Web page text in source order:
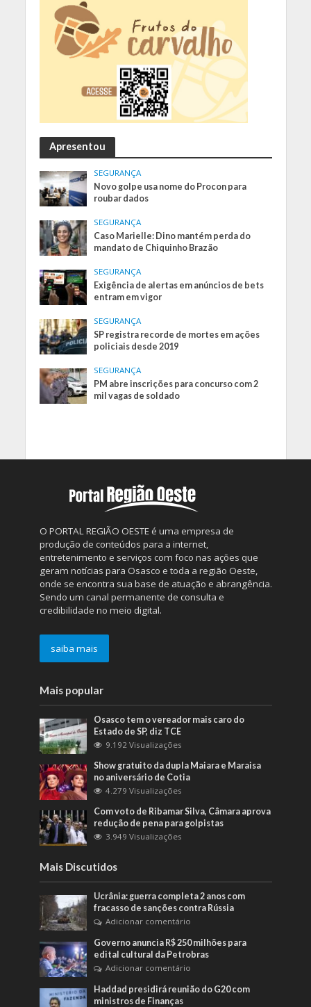
Apresentou
SEGURANÇA
Novo golpe usa nome do Procon para
roubar dados
SEGURANÇA
Caso Marielle: Dino mantém perda do
mandato de Chiquinho Brazão
SEGURANÇA
Exigência de alertas em anúncios de bets
entram em vigor
SEGURANÇA
SP registra recorde de mortes em ações
policiais desde 2019
SEGURANÇA
PM abre inscrições para concurso com 2
mil vagas de soldado
O PORTAL REGIÃO OESTE é uma empresa de
produção de conteúdos para a internet,
entretenimento e serviços com foco nas ações que
geram notícias para Osasco e toda a região Oeste,
onde se encontra sua base de atuação e abrangência.
Sendo um canal permanente de consulta e
credibilidade no meio digital.
saiba mais
Mais popular
Osasco tem o vereador mais caro do
Estado de SP, diz TCE
9.192 Visualizações
Show gratuito da dupla Maiara e Maraisa
no aniversário de Cotia
4.279 Visualizações
Com voto de Ribamar Silva, Câmara aprova
redução de pena para golpistas
3.949 Visualizações
Mais Discutidos
Ucrânia: guerra completa 2 anos com
fracasso de sanções contra Rússia
Adicionar comentário
Governo anuncia R$ 250 milhões para
edital cultural da Petrobras
Adicionar comentário
Haddad presidirá reunião do G20 com
ministros de Finanças